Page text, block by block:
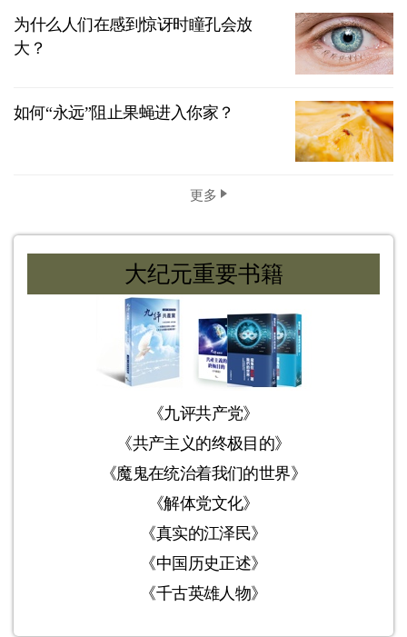
为什么人们在感到惊讶时瞳孔会放
大？
如何“永远”阻止果蝇进入你家？
更多
大纪元重要书籍
《九评共产党》
《共产主义的终极目的》
《魔鬼在统治着我们的世界》
《解体党文化》
《真实的江泽民》
《中国历史正述》
《千古英雄人物》